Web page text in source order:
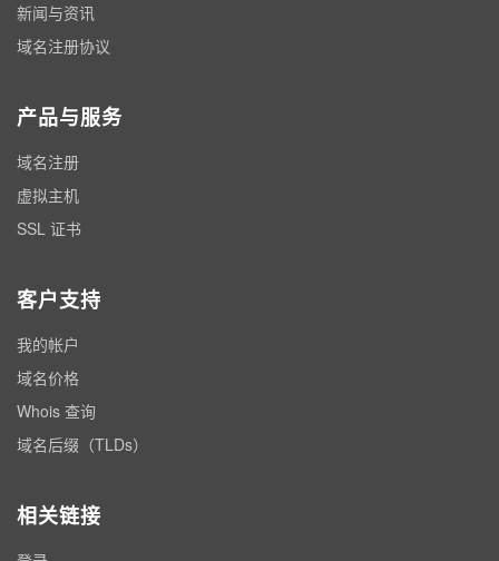
新闻与资讯
域名注册协议
产品与服务
域名注册
虚拟主机
SSL 证书
客户支持
我的帐户
域名价格
Whois 查询
域名后缀（TLDs）
相关链接